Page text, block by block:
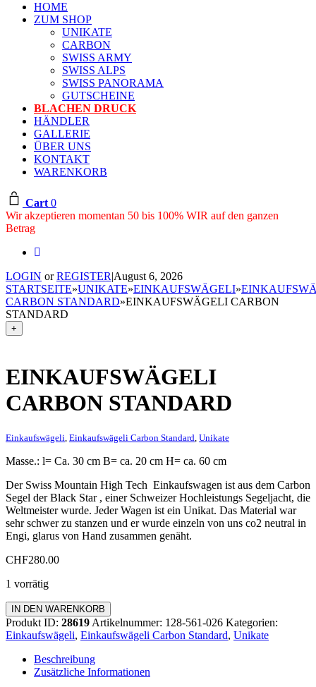
HOME
ZUM SHOP
UNIKATE
CARBON
SWISS ARMY
SWISS ALPS
SWISS PANORAMA
GUTSCHEINE
BLACHEN DRUCK
HÄNDLER
GALLERIE
ÜBER UNS
KONTAKT
WARENKORB
Cart 0
Wir akzeptieren momentan 50 bis 100% WIR auf den ganzen
Betrag
LOGIN orREGISTER|August 6, 2026
STARTSEITE»UNIKATE»EINKAUFSWÄGELI»
CARBON STANDARD»EINKAUFSWÄGELI CARBON
STANDARD
+
EINKAUFSWÄGELI
CARBON STANDARD
Einkaufswägeli, Einkaufswägeli Carbon Standard, Unikate
Masse.: l= Ca. 30 cm B= ca. 20 cm H= ca. 60 cm
Der Swiss Mountain High Tech Einkaufswagen ist aus dem Carbon
Segel der Black Star , einer Schweizer Hochleistungs Segeljacht, die
Weltmeister wurde. Jeder Wagen ist ein Unikat. Das Material war
sehr schwer zu stanzen und er wurde einzeln von uns co2 neutral in
Engi, glarus von Hand zusammen genäht.
CHF280.00
1 vorrätig
Einkaufswägeli
Carbon
Standard
IN DEN WARENKORB
Produkt ID: 28619 Artikelnummer: 128-561-026 Kategorien:
Einkaufswägeli, Einkaufswägeli Carbon Standard, Unikate
Beschreibung
Zusätzliche Informationen